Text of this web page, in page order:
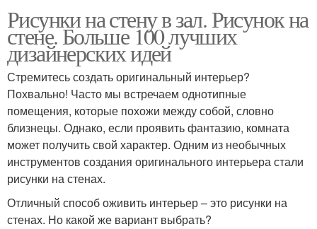
Рисунки на стену в зал. Рисунок на
стене. Больше 100 лучших
дизайнерских идей
Стремитесь создать оригинальный интерьер?
Похвально! Часто мы встречаем однотипные
помещения, которые похожи между собой, словно
близнецы. Однако, если проявить фантазию, комната
может получить свой характер. Одним из необычных
инструментов создания оригинального интерьера стали
рисунки на стенах.
Отличный способ оживить интерьер – это рисунки на
стенах. Но какой же вариант выбрать?